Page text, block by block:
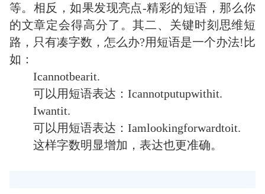
等。相反，如果发现亮点-精彩的短语，那么你
的文章定会得高分了。其二、关键时刻思维短
路，只有凑字数，怎么办?用短语是一个办法!比
如：
Icannotbearit.
可以用短语表达：Icannotputupwithit.
Iwantit.
可以用短语表达：Iamlookingforwardtoit.
这样字数明显增加，表达也更准确。